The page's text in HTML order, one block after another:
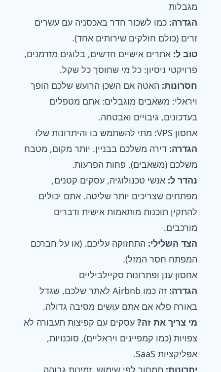
מגבלות
הגדרה: כמו לשכור חדר באכסניה עם עשרים
זרים (כולם חולקים שירותים אחד).
טוב ל: אתרים אישיים חדשים, בלוגים מזדמנים,
פרויקטי ניסיון: כל מי שחוסך כל שקל.
חסרונות: האטה אם השכן הרועש שלכם הופך
ויראלי: משאבים מוגבלים: אתם מטפלים
בעדכונים, גיבויים ואבטחה.
אחסון VPS: מתי להשתמש בו והיתרונות שלו
הגדרה: דירה משלכם בבניין. יותר מקום, מטבח
משלכם (משאבים), פחות הפרעות.
נהדר ל: אנשי טכנולוגיה, עסקים קטנים,
מפתחים שצריכים יותר שליטה. אתם יכולים
להתקין תוכנות מותאמות אישית ודברים
מורכבים.
הצד השלילי: התחזוקה עליכם. (או על חברכם
המפתח חסר המזל).
אחסון ענן ופתרונות סקיילביליים
הגדרה:
זה כמו Airbnb לאתר שלכם, שגדל
באורח פלא אם אתם עושים מסיבה גדולה.
מי צריך את זה? עסקים עם קפיצות תעבורה לא
צפויות (כמו קמפיינים ויראליים), סוכנויות,
אפליקציות SaaS.